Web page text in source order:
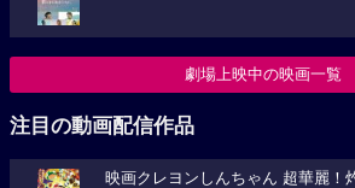
劇場上映中の映画一覧
注目の動画配信作品
映画クレヨンしんちゃん 超華麗！